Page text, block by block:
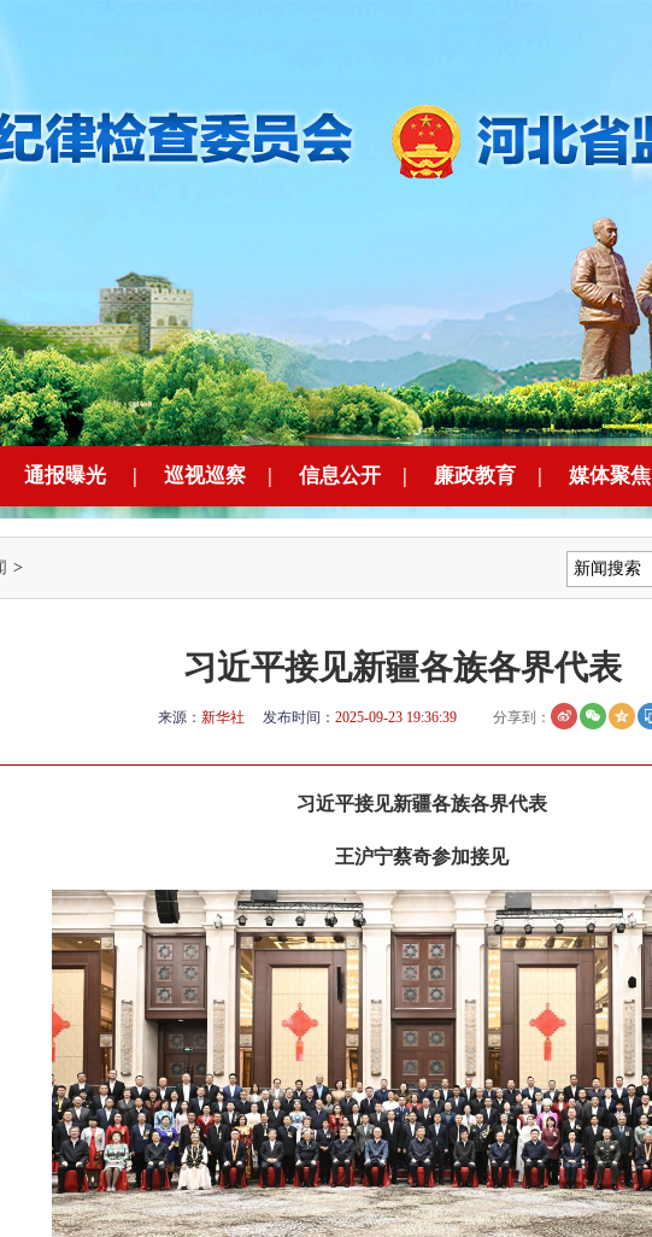
通报曝光 | 巡视巡察 | 信息公开 | 廉政教育 | 媒体聚焦
>
习近平接见新疆各族各界代表
来源： 新华社 发布时间： 2025-09-23 19:36:39 分享到：
习近平接见新疆各族各界代表
王沪宁蔡奇参加接见